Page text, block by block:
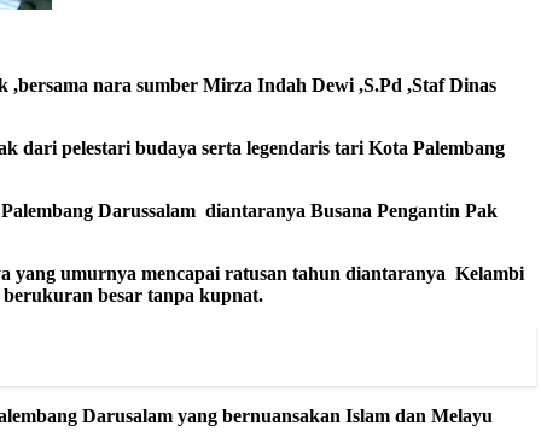
,bersama nara sumber Mirza Indah Dewi ,S.Pd ,Staf Dinas
dari pelestari budaya serta legendaris tari Kota Palembang
Darussalam diantaranya Busana Pengantin Pak
yang umurnya mencapai ratusan tahun diantaranya Kelambi
besar tanpa kupnat.
Darusalam yang bernuansakan Islam dan Melayu